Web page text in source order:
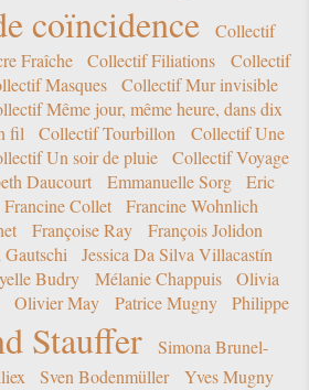
coïncidence
Collectif
Fraîche Collectif Filiations
Collectif
Masques
Collectif Mur invisible
Même jour, même heure, dans dix
fil Collectif Tourbillon
Collectif Une
Un soir de pluie
Collectif Voyage
Daucourt Emmanuelle Sorg
Eric
Francine Collet
Francine Wohnlich
Françoise Ray
François Jolidon
Jessica Da Silva Villacastín
Budry Mélanie Chappuis
Olivia
Olivier May Patrice Mugny
Philippe
Stauffer
Simona Brunel-
Sven Bodenmüller Yves Mugny